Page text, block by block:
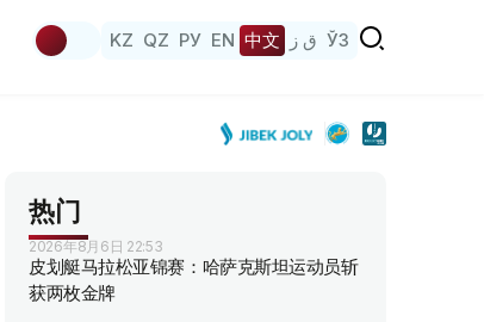
KZ QZ РУ EN 中文 ق ز ЎЗ
热门
2026年8月6日 22:53
皮划艇马拉松亚锦赛：哈萨克斯坦运动员斩
获两枚金牌